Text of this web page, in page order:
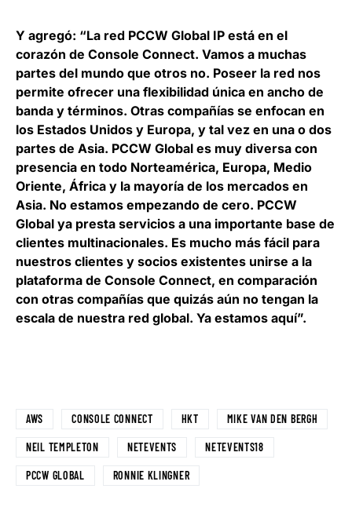
Y agregó: “La red PCCW Global IP está en el
corazón de Console Connect. Vamos a muchas
partes del mundo que otros no. Poseer la red nos
permite ofrecer una flexibilidad única en ancho de
banda y términos. Otras compañías se enfocan en
los Estados Unidos y Europa, y tal vez en una o dos
partes de Asia. PCCW Global es muy diversa con
presencia en todo Norteamérica, Europa, Medio
Oriente, África y la mayoría de los mercados en
Asia. No estamos empezando de cero. PCCW
Global ya presta servicios a una importante base de
clientes multinacionales. Es mucho más fácil para
nuestros clientes y socios existentes unirse a la
plataforma de Console Connect, en comparación
con otras compañías que quizás aún no tengan la
escala de nuestra red global. Ya estamos aquí”.
AWS CONSOLE CONNECT HKT MIKE VAN DEN BERGH
NEIL TEMPLETON NETEVENTS NETEVENTS18
PCCW GLOBAL RONNIE KLINGNER